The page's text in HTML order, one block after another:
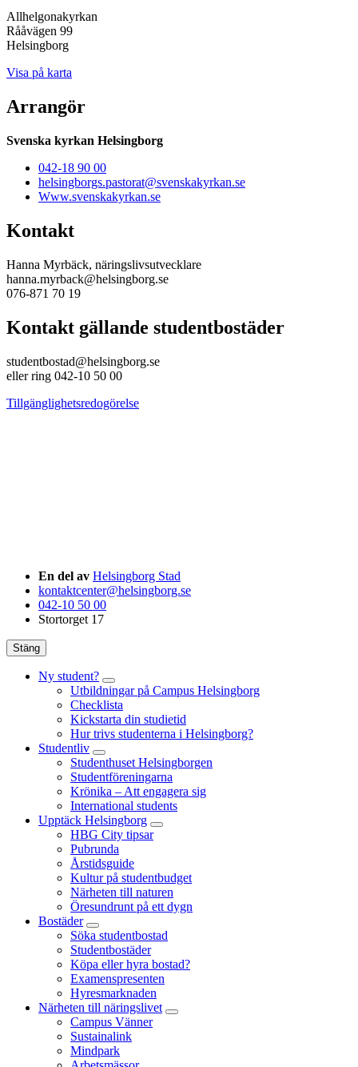
Allhelgonakyrkan
Rååvägen 99
Helsingborg
Visa på karta
Arrangör
Svenska kyrkan Helsingborg
042-18 90 00
helsingborgs.pastorat@svenskakyrkan.se
Www.svenskakyrkan.se
Kontakt
Hanna Myrbäck, näringslivsutvecklare
hanna.myrback@helsingborg.se
076-871 70 19
Kontakt gällande studentbostäder
studentbostad@helsingborg.se
eller ring 042-10 50 00
Tillgänglighetsredogörelse
En del av Helsingborg Stad
kontaktcenter@helsingborg.se
042-10 50 00
Stortorget 17
Stäng
Ny student?
Utbildningar på Campus Helsingborg
Checklista
Kickstarta din studietid
Hur trivs studenterna i Helsingborg?
Studentliv
Studenthuset Helsingborgen
Studentföreningarna
Krönika – Att engagera sig
International students
Upptäck Helsingborg
HBG City tipsar
Pubrunda
Årstidsguide
Kultur på studentbudget
Närheten till naturen
Öresundrunt på ett dygn
Bostäder
Söka studentbostad
Studentbostäder
Köpa eller hyra bostad?
Examenspresenten
Hyresmarknaden
Närheten till näringslivet
Campus Vänner
Sustainalink
Mindpark